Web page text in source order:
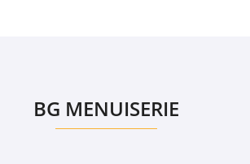
BG MENUISERIE